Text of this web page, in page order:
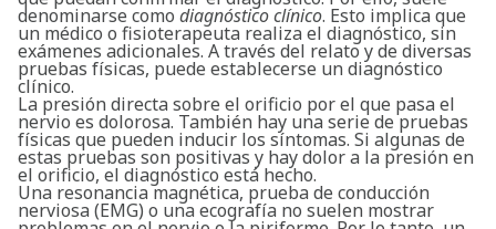
denominarse como diagnóstico clínico. Esto implica que
un médico o fisioterapeuta realiza el diagnóstico, sin
exámenes adicionales. A través del relato y de diversas
pruebas físicas, puede establecerse un diagnóstico
clínico.
La presión directa sobre el orificio por el que pasa el
nervio es dolorosa. También hay una serie de pruebas
físicas que pueden inducir los síntomas. Si algunas de
estas pruebas son positivas y hay dolor a la presión en
el orificio, el diagnóstico está hecho.
Una resonancia magnética, prueba de conducción
nerviosa (EMG) o una ecografía no suelen mostrar